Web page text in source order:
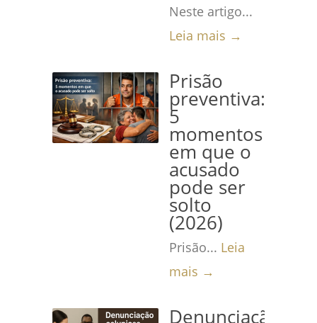
Neste artigo...
Leia mais →
Prisão
preventiva:
5
momentos
em que o
acusado
pode ser
solto
(2026)
Prisão... Leia
mais →
Denunciação